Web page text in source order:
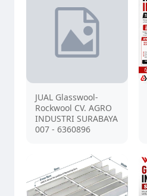
JUAL Glasswool-
Rockwool CV. AGRO
INDUSTRI SURABAYA
007 - 6360896